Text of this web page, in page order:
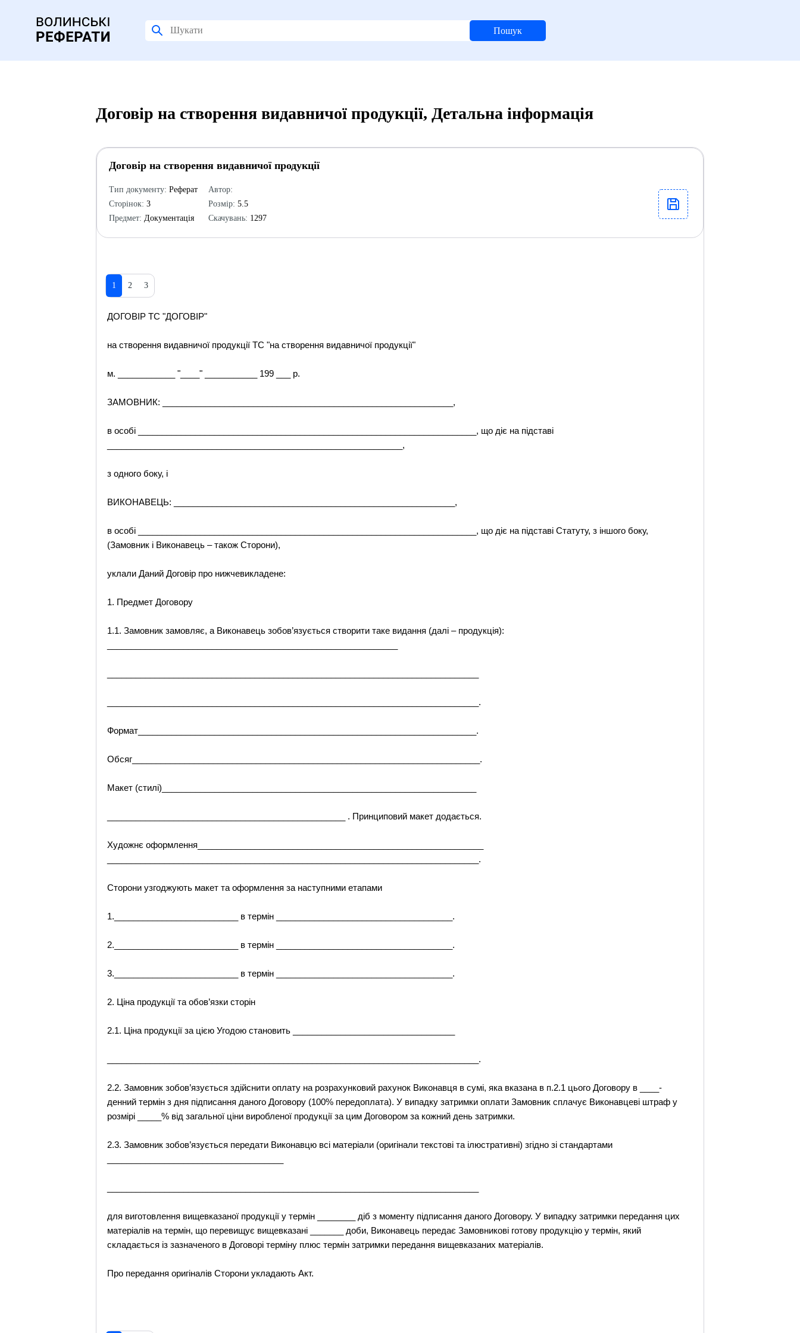
Пошук
Договір на створення видавничої продукції, Детальна інформація
Договір на створення видавничої продукції
Тип документу: Реферат
Сторінок: 3
Предмет: Документація
Автор:
Розмір: 5.5
Скачувань: 1297
1 2 3
ДОГОВІР TC "ДОГОВІР"
на створення видавничої продукції TC "на створення видавничої продукції"
м. ____________ "____" ___________ 199 ___ р.
ЗАМОВНИК: _____________________________________________________________,
в особі _______________________________________________________________________, що діє на підставі
______________________________________________________________,
з одного боку, і
ВИКОНАВЕЦЬ: ___________________________________________________________,
в особі _______________________________________________________________________, що діє на підставі Статуту, з іншого боку,
(Замовник і Виконавець – також Сторони),
уклали Даний Договір про нижчевикладене:
1. Предмет Договору
1.1. Замовник замовляє, а Виконавець зобов’язується створити таке видання (далі – продукція):
______________________________________________________________________________.
Формат_______________________________________________________________________.
Обсяг_________________________________________________________________________.
Макет (стилі)__________________________________________________________________
__________________________________________________ . Принциповий макет додається.
Художнє оформлення____________________________________________________________
______________________________________________________________________________.
Сторони узгоджують макет та оформлення за наступними етапами
1.__________________________ в термін _____________________________________.
2.__________________________ в термін _____________________________________.
3.__________________________ в термін _____________________________________.
2. Ціна продукції та обов’язки сторін
2.1. Ціна продукції за цією Угодою становить __________________________________
______________________________________________________________________________.
2.2. Замовник зобов’язується здійснити оплату на розрахунковий рахунок Виконавця в сумі, яка вказана в п.2.1 цього Договору в ____-
денний термін з дня підписання даного Договору (100% передоплата). У випадку затримки оплати Замовник сплачує Виконавцеві штраф у
розмірі _____% від загальної ціни виробленої продукції за цим Договором за кожний день затримки.
2.3. Замовник зобов’язується передати Виконавцю всі матеріали (оригінали текстові та ілюстративні) згідно зі стандартами
для виготовлення вищевказаної продукції у термін ________ діб з моменту підписання даного Договору. У випадку затримки передання цих
матеріалів на термін, що перевищує вищевказані _______ доби, Виконавець передає Замовникові готову продукцію у термін, який
складається із зазначеного в Договорі терміну плюс термін затримки передання вищевказаних матеріалів.
Про передання оригіналів Сторони укладають Акт.